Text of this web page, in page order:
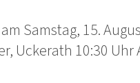
Samstag, 15.
Uckerath 10:30 Uhr